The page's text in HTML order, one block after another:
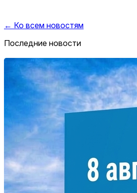
← Ко всем новостям
Последние новости